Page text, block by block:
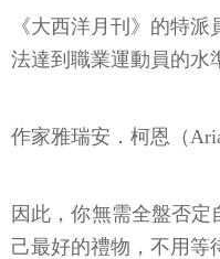
《大西洋月刊》的特
法達到職業運動員的水
作家雅瑞安．柯恩（
因此，你無需全盤否
己最好的禮物，不用等